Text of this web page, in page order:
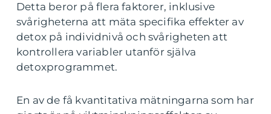
Detta beror på flera faktorer, inklusive
svårigheterna att mäta specifika effekter av
detox på individnivå och svårigheten att
kontrollera variabler utanför själva
detoxprogrammet.
En av de få kvantitativa mätningarna som har